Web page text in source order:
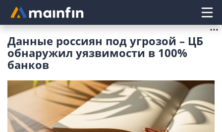
Главное меню
Данные россиян под угрозой – ЦБ
обнаружил уязвимости в 100%
банков